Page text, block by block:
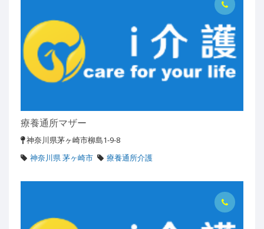
療養通所マザー
神奈川県茅ヶ崎市柳島1-9-8
神奈川県 茅ヶ崎市
療養通所介護